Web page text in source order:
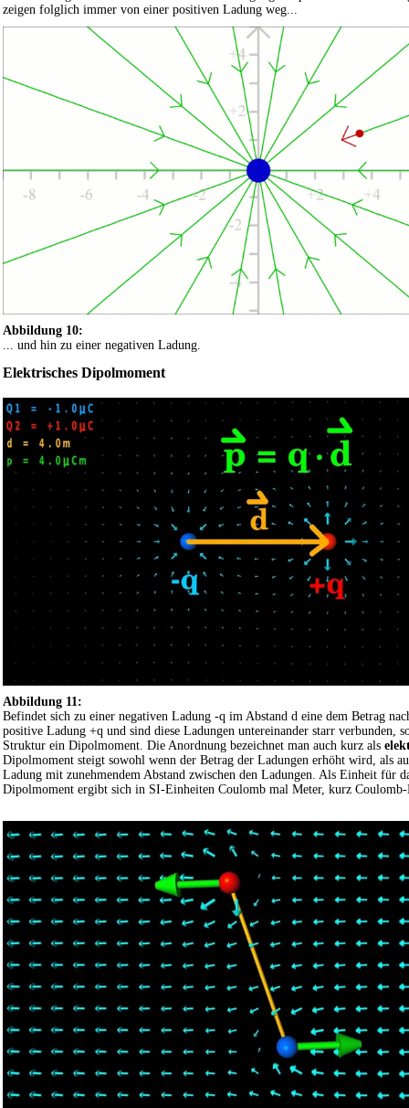
zeigen folglich immer von einer positiven Ladung weg...
Abbildung 10:
... und hin zu einer negativen Ladung.
Elektrisches Dipolmoment
Abbildung 11:
Befindet sich zu einer negativen Ladung -q im Abstand d eine dem Betrag
positive Ladung +q und sind diese Ladungen untereinander starr verbunden,
Struktur ein Dipolmoment. Die Anordnung bezeichnet man auch kurz als
Dipolmoment steigt sowohl wenn der Betrag der Ladungen erhöht wird, als
Ladung mit zunehmendem Abstand zwischen den Ladungen. Als Einheit für
Dipolmoment ergibt sich in SI-Einheiten Coulomb mal Meter, kurz Coulomb-